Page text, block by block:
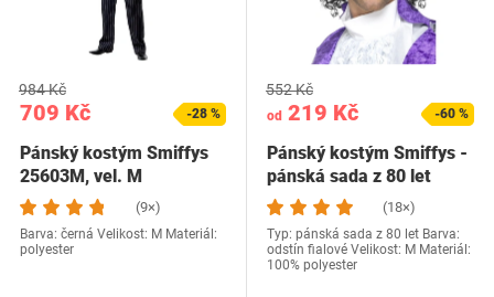
709 Kč
984 Kč
-28 %
Pánský kostým Smiffys
25603M, vel. M
(9×)
Barva: černá Velikost: M Materiál:
polyester
od 219 Kč
552 Kč
-60 %
Pánský kostým Smiffys -
pánská sada z 80 let
(18×)
Typ: pánská sada z 80 let Barva:
odstín fialové Velikost: M Materiál:
100% polyester